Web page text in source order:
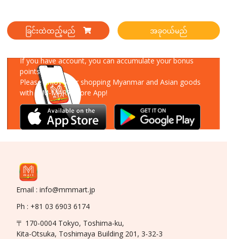
ခြင်းထဲထည့်မည် အခုဝယ်မည်
If you have account, you can accumulate your bonus
points!
Please enjoy your shopping Myanmar and Asian goods
with MM-MART Store App!
Email : info@mmmart.jp
Ph : +81 03 6903 6174
〒 170-0004 Tokyo, Toshima-ku,
Kita-Otsuka, Toshimaya Building 201, 3-32-3